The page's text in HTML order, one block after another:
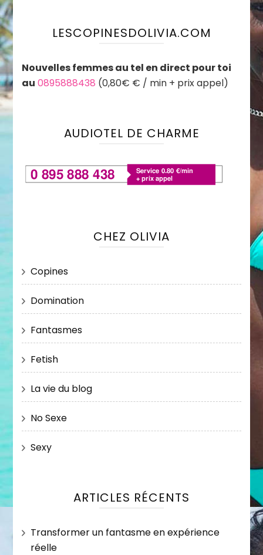
LESCOPINESDOLIVIA.COM
Nouvelles femmes au tel en direct pour toi
au 0895888438 (0,80€ € / min + prix appel)
AUDIOTEL DE CHARME
CHEZ OLIVIA
Copines
Domination
Fantasmes
Fetish
La vie du blog
No Sexe
Sexy
ARTICLES RÉCENTS
Transformer un fantasme en expérience
réelle